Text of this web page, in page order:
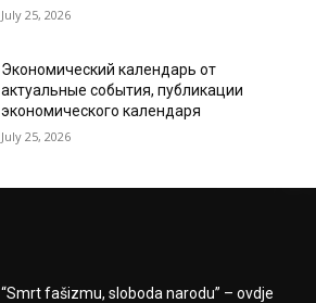
July 25, 2026
Экономический календарь от
актуальные события, публикации
экономического календаря
July 25, 2026
“Smrt fašizmu, sloboda narodu” – ovdje